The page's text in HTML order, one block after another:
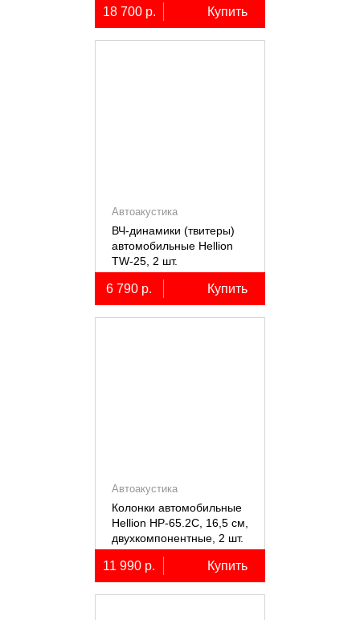
18 700 р. Купить
Автоакустика
ВЧ-динамики (твитеры)
автомобильные Hellion
TW-25, 2 шт.
6 790 р. Купить
Автоакустика
Колонки автомобильные
Hellion HP-65.2С, 16,5 см,
двухкомпонентные, 2 шт.
11 990 р. Купить